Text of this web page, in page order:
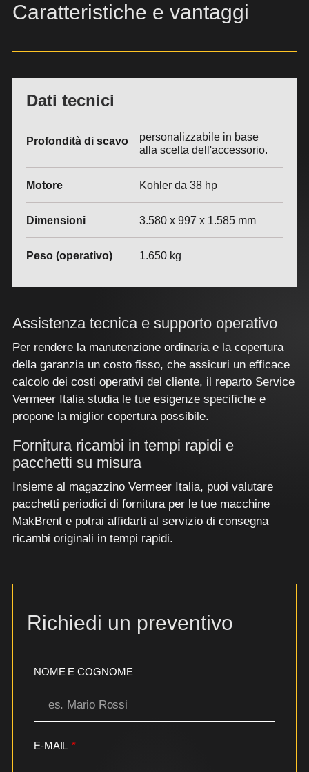
Caratteristiche e vantaggi
Dati tecnici
Profondità di scavo
personalizzabile in base
alla scelta dell'accessorio.
Motore Kohler da 38 hp
Dimensioni 3.580 x 997 x 1.585 mm
Peso (operativo) 1.650 kg
Assistenza tecnica e supporto operativo
Per rendere la manutenzione ordinaria e la copertura
della garanzia un costo fisso, che assicuri un efficace
calcolo dei costi operativi del cliente, il reparto Service
Vermeer Italia studia le tue esigenze specifiche e
propone la miglior copertura possibile.
Fornitura ricambi in tempi rapidi e
pacchetti su misura
Insieme al magazzino Vermeer Italia, puoi valutare
pacchetti periodici di fornitura per le tue macchine
MakBrent e potrai affidarti al servizio di consegna
ricambi originali in tempi rapidi.
Richiedi un preventivo
NOME E COGNOME
E-MAIL